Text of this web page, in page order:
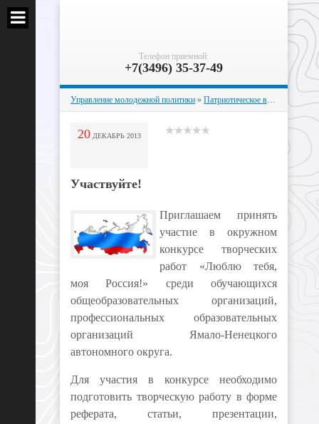
Телефон приемной:
+7(3496) 35-37-49
Управление молодежной политики » Патриотическое воспитание
20 ДЕКАБРЬ 2013
Участвуйте!
Приглашаем принять
участие в окружном
конкурсе творческих
работ «Люблю тебя,
моя Россия!» среди обучающихся
общеобразовательных организаций,
профессиональных образовательных
организаций Ямало-Ненецкого
автономного округа.
Для участия в конкурсе необходимо
подготовить творческую работу в форме
реферата, статьи, презентации,